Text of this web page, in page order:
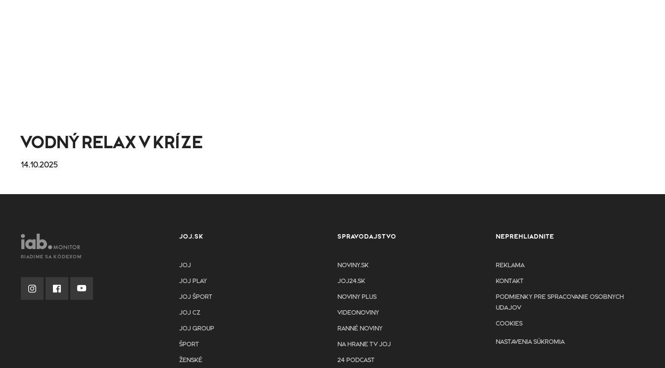
VODNÝ RELAX V KRÍZE
14.10.2025
RIADIME SA KÓDEXOM
JOJ.SK
JOJ
JOJ PLAY
JOJ ŠPORT
JOJ CZ
JOJ GROUP
ŠPORT
ŽENSKÉ
SPRAVODAJSTVO
NOVINY.SK
JOJ24.SK
NOVINY PLUS
VIDEONOVINY
RANNÉ NOVINY
NA HRANE TV JOJ
24 PODCAST
NEPREHLIADNITE
REKLAMA
KONTAKT
PODMIENKY PRE SPRACOVANIE OSOBNYCH
UDAJOV
COOKIES
NASTAVENIA SÚKROMIA